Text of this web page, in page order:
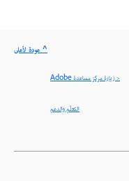
< زيارة مركز مساعدة Adobe
التعلّم والدعم
^ عودة لأعلى